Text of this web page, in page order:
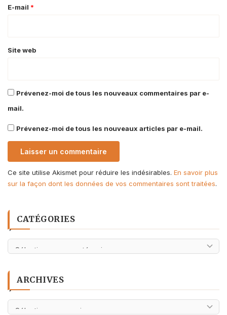
e
E-mail *
Site web
Prévenez-moi de tous les nouveaux commentaires par e-
mail.
Prévenez-moi de tous les nouveaux articles par e-mail.
Ce site utilise Akismet pour réduire les indésirables. En savoir plus
sur la façon dont les données de vos commentaires sont traitées.
CATÉGORIES
Catégories
ARCHIVES
Archives